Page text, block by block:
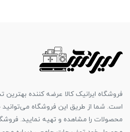
فروشگاه ایرانیک کالا عرضه کننده بهترین
است. شما از طریق این فروشگاه می‌توانید
محصولات را مشاهده و تهیه نمایید.